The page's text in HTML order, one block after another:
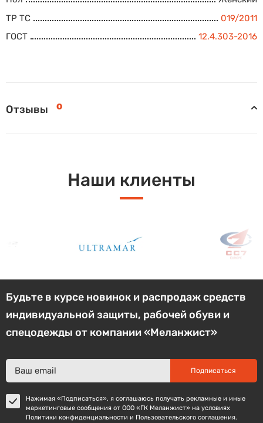
ТР ТС
019/2011
ГОСТ
12.4.303-2016
Отзывы 0
Наши клиенты
Будьте в курсе новинок и распродаж средств
индивидуальной защиты, рабочей обуви и
спецодежды от компании «Меланжист»
Подписаться
Нажимая «Подписаться», я соглашаюсь получать рекламные и иные
маркетинговые сообщения от ООО «ГК Меланжист» на условиях
Политики конфиденциальности и Пользовательского соглашения.